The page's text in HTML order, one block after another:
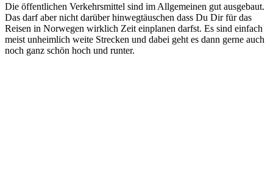
Die öffentlichen Verkehrsmittel sind im Allgemeinen gut ausgebaut.
Das darf aber nicht darüber hinwegtäuschen dass Du Dir für das
Reisen in Norwegen wirklich Zeit einplanen darfst. Es sind einfach
meist unheimlich weite Strecken und dabei geht es dann gerne auch
noch ganz schön hoch und runter.